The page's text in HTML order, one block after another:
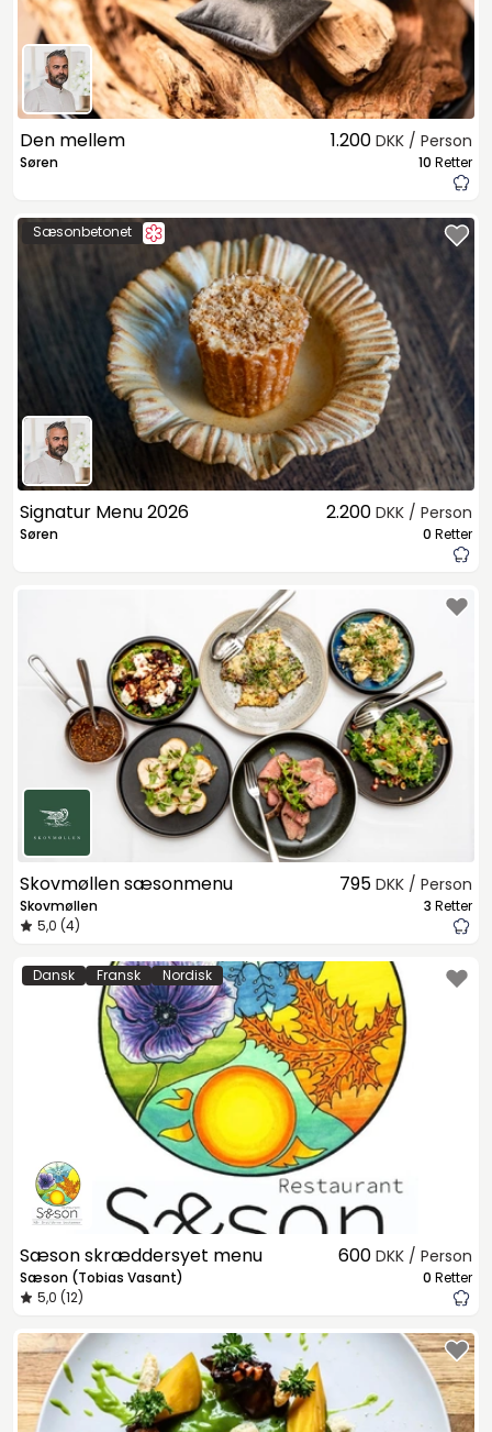
Den mellem
Søren
1.200 DKK / Person
10 Retter
Sæsonbetonet
Signatur Menu 2026
Søren
2.200 DKK / Person
0 Retter
Skovmøllen sæsonmenu
Skovmøllen
5,0 (4)
795 DKK / Person
3 Retter
Dansk Fransk Nordisk
Sæson skræddersyet menu
Sæson (Tobias Vasant)
5,0 (12)
600 DKK / Person
0 Retter